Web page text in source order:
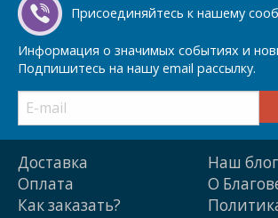
Присоединяйтесь к нашему
Информация о значимых событиях и
Подпишитесь на нашу email рассылку.
Доставка
Оплата
Как заказать?
Наш блог
О